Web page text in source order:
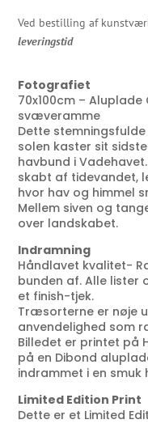
Ved bestilling af
leveringstid
Fotografiet
70x100cm –
svæveramme
Dette
solen kaster sit
havbund i
skabt af tidevandet,
hvor hav og himmel
Mellem siven og
over landskabet.
Indramning
Håndlavet kvalitet-
bunden af. Alle lister
et finish-tjek.
Træsorterne er nøje
anvendelighed som
Billedet er printet på
på en Dibond
indrammet i en
Limited Edition Print
Dette er et Limited